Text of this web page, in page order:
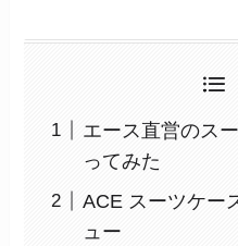
エース直営のス
ってみた
ACE スーツケー
ュー